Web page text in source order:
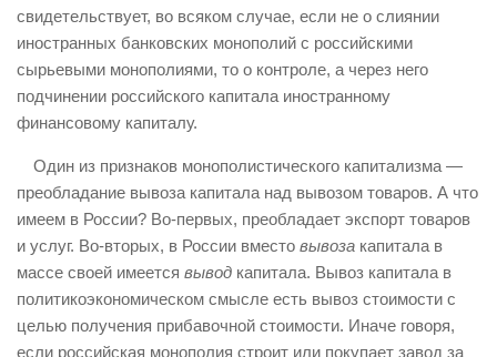
свидетельствует, во всяком случае, если не о слиянии
иностранных банковских монополий с российскими
сырьевыми монополиями, то о контроле, а через него
подчинении российского капитала иностранному
финансовому капиталу.
Один из признаков монополистического капитализма —
преобладание вывоза капитала над вывозом товаров. А что
имеем в России? Во-первых, преобладает экспорт товаров
и услуг. Во-вторых, в России вместо вывоза капитала в
массе своей имеется вывод капитала. Вывоз капитала в
политикоэкономическом смысле есть вывоз стоимости с
целью получения прибавочной стоимости. Иначе говоря,
если российская монополия строит или покупает завод за